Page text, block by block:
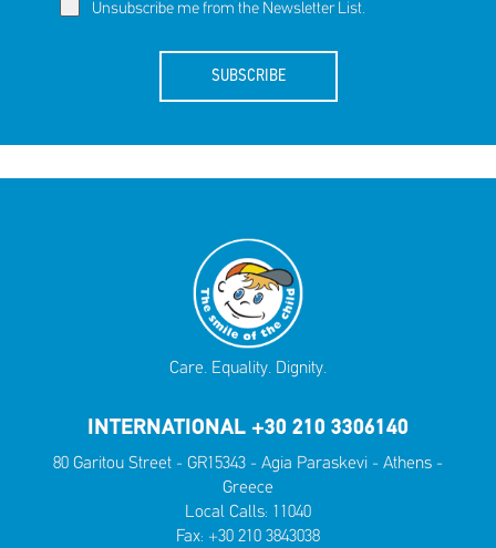
Unsubscribe me from the Newsletter List.
SUBSCRIBE
Care. Equality. Dignity.
INTERNATIONAL +30 210 3306140
80 Garitou Street - GR15343 - Agia Paraskevi - Athens -
Greece
Local Calls: 11040
Fax: +30 210 3843038